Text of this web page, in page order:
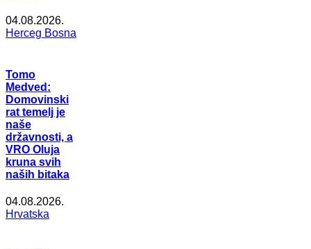
04.08.2026.
Herceg Bosna
Tomo
Medved:
Domovinski
rat temelj je
naše
državnosti, a
VRO Oluja
kruna svih
naših bitaka
04.08.2026.
Hrvatska